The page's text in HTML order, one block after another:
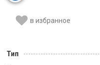
в избранное
Тип